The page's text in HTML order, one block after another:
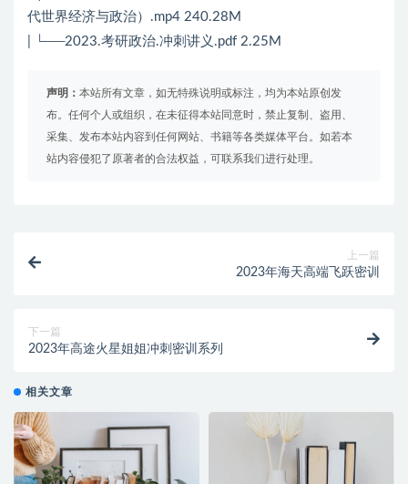
代世界经济与政治）.mp4 240.28M
| └──2023.考研政治.冲刺讲义.pdf 2.25M
声明： 本站所有文章，如无特殊说明或标注，均为本站原创发
布。任何个人或组织，在未征得本站同意时，禁止复制、盗用、
采集、发布本站内容到任何网站、书籍等各类媒体平台。如若本
站内容侵犯了原著者的合法权益，可联系我们进行处理。
上一篇
2023年海天高端飞跃密训
下一篇
2023年高途火星姐姐冲刺密训系列
相关文章